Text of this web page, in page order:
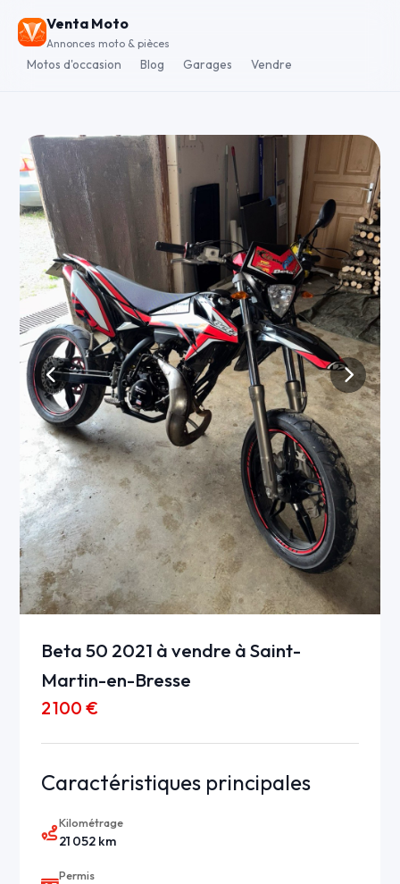
Venta Moto
Annonces moto & pièces
Motos d'occasion Blog Garages Vendre
Beta 50 2021 à vendre à Saint-
Martin-en-Bresse
2 100 €
Caractéristiques principales
Kilométrage
21 052 km
Permis